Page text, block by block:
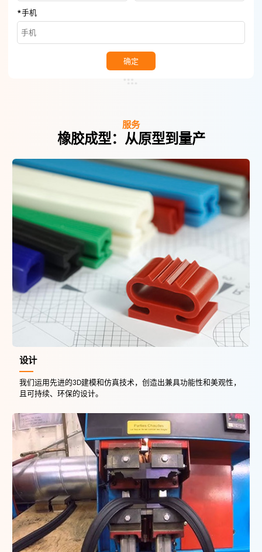
*手机
确定
服务
橡胶成型：从原型到量产
设计
我们运用先进的3D建模和仿真技术，创造出兼具功能性和美观性，
且可持续、环保的设计。